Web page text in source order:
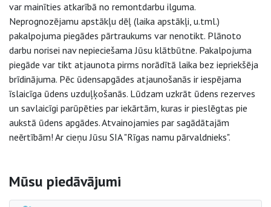
var mainīties atkarībā no remontdarbu ilguma.
Neprognozējamu apstākļu dēļ (laika apstākļi, u.tml.)
pakalpojuma piegādes pārtraukums var nenotikt. Plānoto
darbu norisei nav nepieciešama Jūsu klātbūtne. Pakalpojuma
piegāde var tikt atjaunota pirms norādītā laika bez iepriekšēja
brīdinājuma. Pēc ūdensapgādes atjaunošanās ir iespējama
īslaicīga ūdens uzduļķošanās. Lūdzam uzkrāt ūdens rezerves
un savlaicīgi parūpēties par iekārtām, kuras ir pieslēgtas pie
aukstā ūdens apgādes. Atvainojamies par sagādātajām
neērtībām! Ar cieņu Jūsu SIA "Rīgas namu pārvaldnieks".
Sāna navigācija
Mūsu piedāvājumi